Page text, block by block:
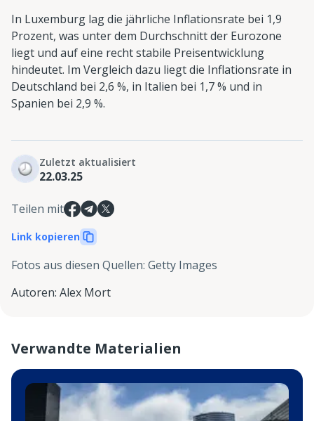
In Luxemburg lag die jährliche Inflationsrate bei 1,9
Prozent, was unter dem Durchschnitt der Eurozone
liegt und auf eine recht stabile Preisentwicklung
hindeutet. Im Vergleich dazu liegt die Inflationsrate in
Deutschland bei 2,6 %, in Italien bei 1,7 % und in
Spanien bei 2,9 %.
Zuletzt aktualisiert
22.03.25
Teilen mit
Link kopieren
Fotos aus diesen Quellen: Getty Images
Autoren: Alex Mort
Verwandte Materialien